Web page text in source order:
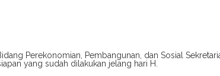
Perekonomian, Pembangunan, dan Sosial
yang sudah dilakukan jelang hari H.